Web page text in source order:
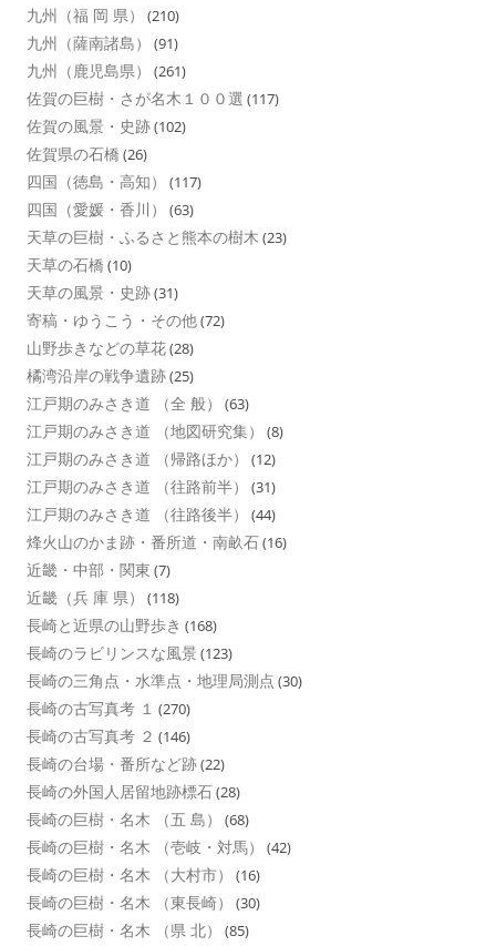
九州（福 岡 県） (210)
九州（薩南諸島） (91)
九州（鹿児島県） (261)
佐賀の巨樹・さが名木１００選 (117)
佐賀の風景・史跡(102)
佐賀県の石橋 (26)
四国（徳島・高知） (117)
四国（愛媛・香川） (63)
天草の巨樹・ふるさと熊本の樹木 (23)
天草の石橋 (10)
天草の風景・史跡(31)
寄稿・ゆうこう・その他(72)
山野歩きなどの草花(28)
橘湾沿岸の戦争遺跡(25)
江戸期のみさき道 （全 般） (63)
江戸期のみさき道 （地図研究集） (8)
江戸期のみさき道 （帰路ほか） (12)
江戸期のみさき道 （往路前半） (31)
江戸期のみさき道 （往路後半） (44)
烽火山のかま跡・番所道・南畝石(16)
近畿・中部・関東 (7)
近畿（兵 庫 県） (118)
長崎と近県の山野歩き (168)
長崎のラビリンスな風景 (123)
長崎の三角点・水準点・地理局測点 (30)
長崎の古写真考 １ (270)
長崎の古写真考 ２ (146)
長崎の台場・番所など跡(22)
長崎の外国人居留地跡標石(28)
長崎の巨樹・名木 （五 島） (68)
長崎の巨樹・名木 （壱岐・対馬） (42)
長崎の巨樹・名木 （大村市） (16)
長崎の巨樹・名木 （東長崎） (30)
長崎の巨樹・名木 （県 北） (85)